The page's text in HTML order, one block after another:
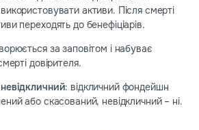
активи. Після смерті
переходять до бенефіціарів.
за заповітом і набуває
довірителя.
: відкличний фондейшн
або скасований, невідкличний – ні.